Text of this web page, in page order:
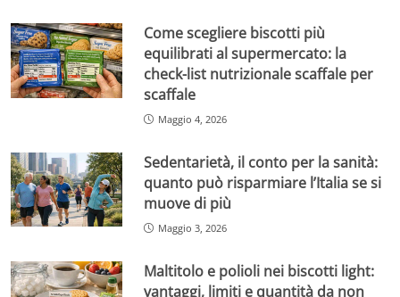
Come scegliere biscotti più
equilibrati al supermercato: la
check-list nutrizionale scaffale per
scaffale
Maggio 4, 2026
Sedentarietà, il conto per la sanità:
quanto può risparmiare l’Italia se si
muove di più
Maggio 3, 2026
Maltitolo e polioli nei biscotti light:
vantaggi, limiti e quantità da non